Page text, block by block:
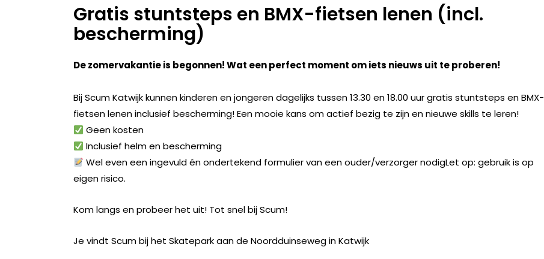
Gratis stuntsteps en BMX-fietsen lenen (incl.
bescherming)
De zomervakantie is begonnen! Wat een perfect moment om iets nieuws uit te proberen!
Bij Scum Katwijk kunnen kinderen en jongeren dagelijks tussen 13.30 en 18.00 uur gratis stuntsteps en BMX-
fietsen lenen inclusief bescherming!Een mooie kans om actief bezig te zijn en nieuwe skills te leren!
Geen kosten
Inclusief helm en bescherming
Wel even een ingevuld én ondertekend formulier van een ouder/verzorger nodigLet op: gebruik is op
eigen risico.
Kom langs en probeer het uit! Tot snel bij Scum!
Je vindt Scum bij het Skatepark aan de Noordduinseweg in Katwijk